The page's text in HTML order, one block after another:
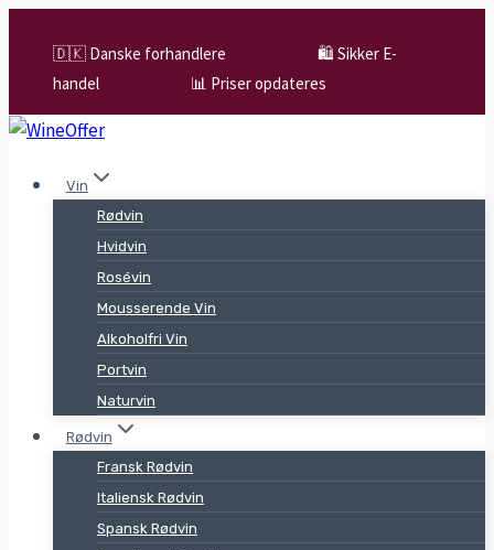
content
🇩🇰 Danske forhandlere
🛍️ Sikker E-
handel
📊 Priser opdateres
Vin
Rødvin
Hvidvin
Rosévin
Mousserende Vin
Alkoholfri Vin
Portvin
Naturvin
Rødvin
Fransk Rødvin
Italiensk Rødvin
Spansk Rødvin